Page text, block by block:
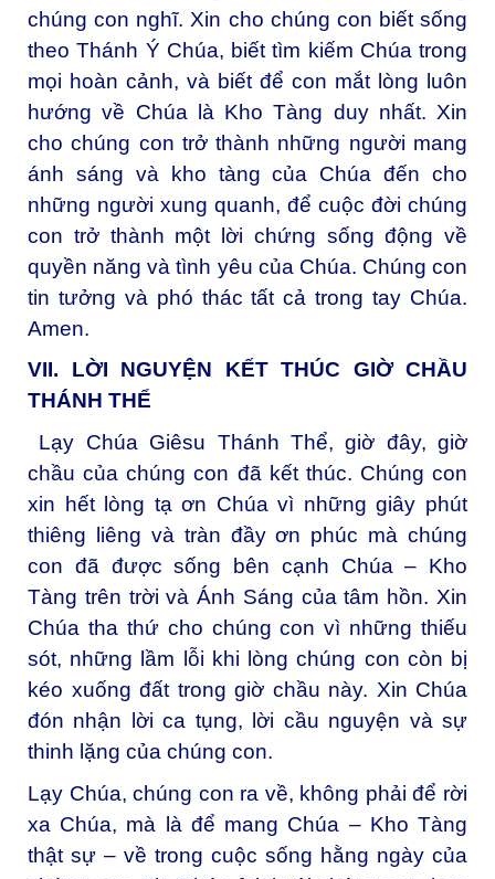
chúng con nghĩ. Xin cho chúng con biết sống
theo Thánh Ý Chúa, biết tìm kiếm Chúa trong
mọi hoàn cảnh, và biết để con mắt lòng luôn
hướng về Chúa là Kho Tàng duy nhất. Xin
cho chúng con trở thành những người mang
ánh sáng và kho tàng của Chúa đến cho
những người xung quanh, để cuộc đời chúng
con trở thành một lời chứng sống động về
quyền năng và tình yêu của Chúa. Chúng con
tin tưởng và phó thác tất cả trong tay Chúa.
Amen.
VII. LỜI NGUYỆN KẾT THÚC GIỜ CHẦU
THÁNH THỂ
Lạy Chúa Giêsu Thánh Thể, giờ đây, giờ
chầu của chúng con đã kết thúc. Chúng con
xin hết lòng tạ ơn Chúa vì những giây phút
thiêng liêng và tràn đầy ơn phúc mà chúng
con đã được sống bên cạnh Chúa – Kho
Tàng trên trời và Ánh Sáng của tâm hồn. Xin
Chúa tha thứ cho chúng con vì những thiếu
sót, những lầm lỗi khi lòng chúng con còn bị
kéo xuống đất trong giờ chầu này. Xin Chúa
đón nhận lời ca tụng, lời cầu nguyện và sự
thinh lặng của chúng con.
Lạy Chúa, chúng con ra về, không phải để rời
xa Chúa, mà là để mang Chúa – Kho Tàng
thật sự – về trong cuộc sống hằng ngày của